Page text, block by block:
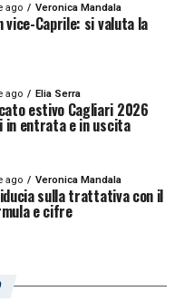
ago Veronica Mandala
vice-Caprile: si valuta la
ago Elia Serra
estivo Cagliari 2026
entrata e in uscita
ago Veronica Mandala
sulla trattativa con il
e cifre